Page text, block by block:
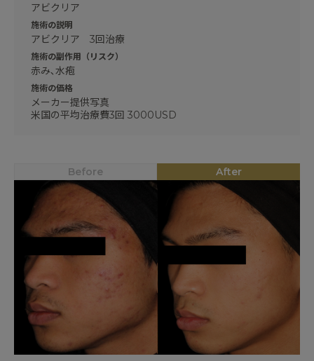
アビクリア
施術の説明
アビクリア 3回治療
施術の副作用（リスク）
赤み､水疱
施術の価格
メーカー提供写真
米国の平均治療費3回 3000USD
Before After